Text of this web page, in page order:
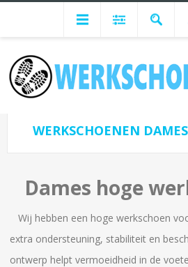
Dames Werkschoenen
Werkschoenen Dames
WERKSCHOENEN
Dames hoge
Wij hebben een hoge werkschoen
extra ondersteuning, stabiliteit en
ontwerp helpt vermoeidheid in de